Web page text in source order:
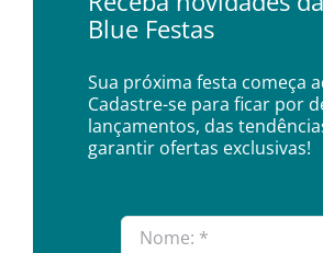
Blue Festas
Sua próxima festa começa
Cadastre-se para ficar por
lançamentos, das
garantir ofertas exclusivas!